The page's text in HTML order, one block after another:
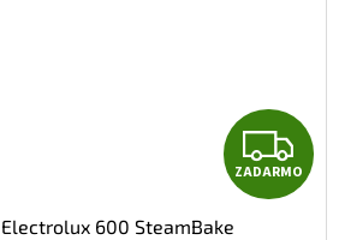
Z
A
ZADARMO
Electrolux 600 SteamBake